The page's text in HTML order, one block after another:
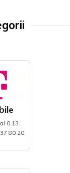
0.13
80 20